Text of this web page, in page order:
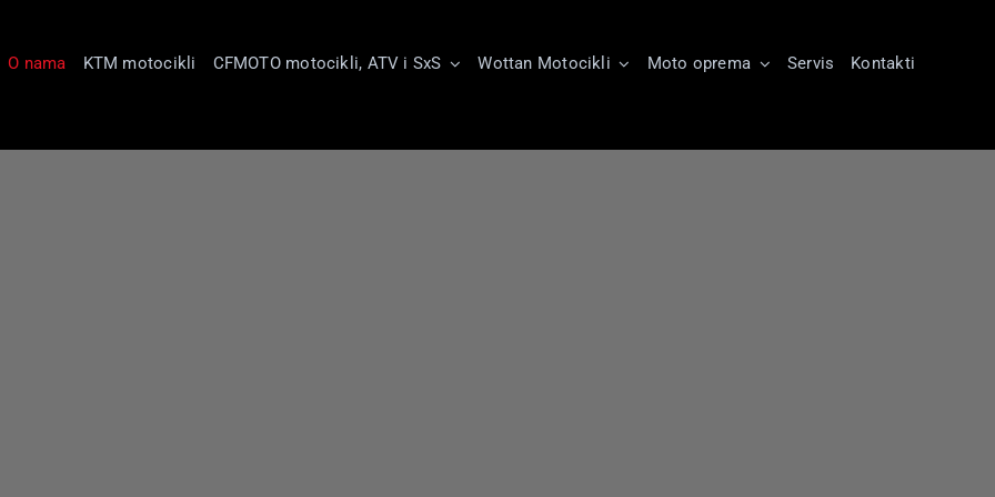
O nama KTM motocikli CFMOTO motocikli, ATV i SxS Wottan Motocikli Moto oprema Servis Kontakti